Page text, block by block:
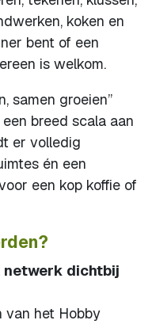
koken en
bent of een
is welkom.
samen groeien”
breed scala aan
er volledig
én een
een kop koffie of
netwerk dichtbij
van het Hobby